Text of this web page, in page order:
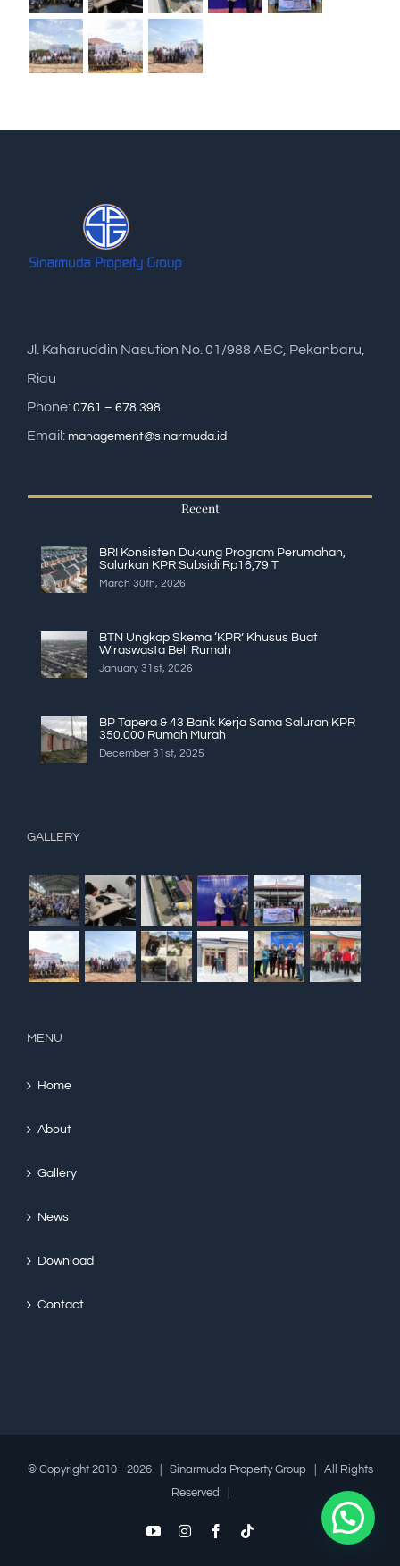
Jl. Kaharuddin Nasution No. 01/988 ABC, Pekanbaru,
Riau
Phone: 0761 – 678 398
Email: management@sinarmuda.id
Recent
BRI Konsisten Dukung Program Perumahan,
Salurkan KPR Subsidi Rp16,79 T
March 30th, 2026
BTN Ungkap Skema ‘KPR’ Khusus Buat
Wiraswasta Beli Rumah
January 31st, 2026
BP Tapera & 43 Bank Kerja Sama Saluran KPR
350.000 Rumah Murah
December 31st, 2025
GALLERY
MENU
Home
About
Gallery
News
Download
Contact
© Copyright 2010 - 2026 | Sinarmuda Property Group | All Rights
Reserved |
YouTubeInstagramFacebook
Tiktok